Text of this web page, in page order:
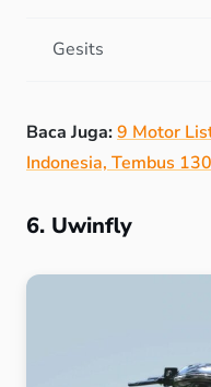
Gesits
Baca Juga:9 Motor
Indonesia, Tembus
6. Uwinfly